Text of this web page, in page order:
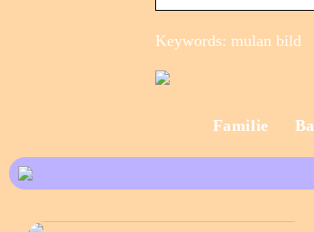
Keywords: mulan bild
Familie